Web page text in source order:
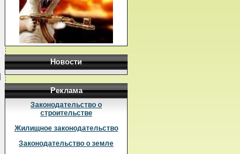
Новости
Реклама
Законодательство о
строительстве
Жилищное законодательство
Законодательство о земле